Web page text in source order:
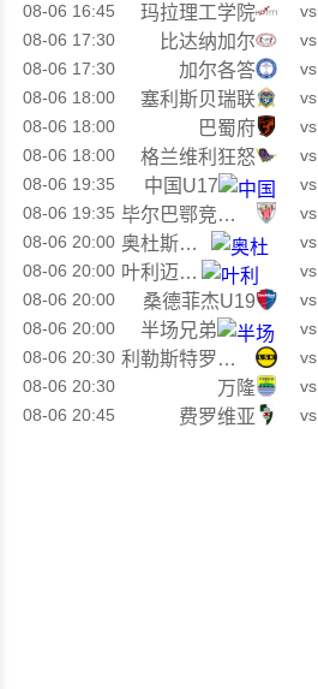
08-06 16:45 玛拉理工学院 vs
08-06 17:30 比达纳加尔 vs
08-06 17:30 加尔各答 vs
08-06 18:00 塞利斯贝瑞联 vs
08-06 18:00 巴蜀府 vs
08-06 18:00 格兰维利狂怒 vs
08-06 19:35 中国U17 vs
08-06 19:35 毕尔巴鄂竞技U17 vs
08-06 20:00 奥杜斯基克 vs
08-06 20:00 叶利迈塞米B队 vs
08-06 20:00 桑德菲杰U19 vs
08-06 20:00 半场兄弟 vs
08-06 20:30 利勒斯特罗姆U19 vs
08-06 20:30 万隆 vs
08-06 20:45 费罗维亚 vs